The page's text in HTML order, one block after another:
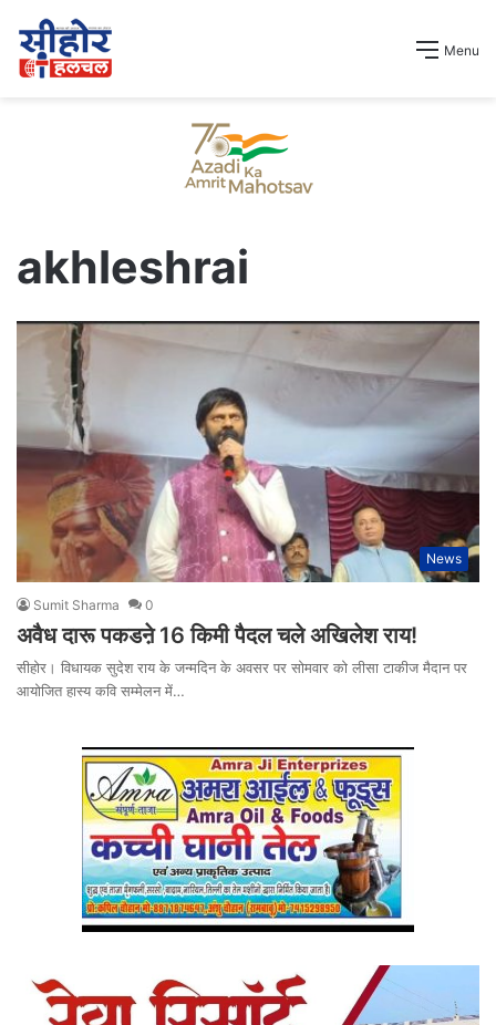
Menu
akhleshrai
News
Sumit Sharma 0
अवैध दारू पकडऩे 16 किमी पैदल चले अखिलेश राय!
सीहोर। विधायक सुदेश राय के जन्मदिन के अवसर पर सोमवार को लीसा टाकीज मैदान पर
आयोजित हास्य कवि सम्मेलन में…